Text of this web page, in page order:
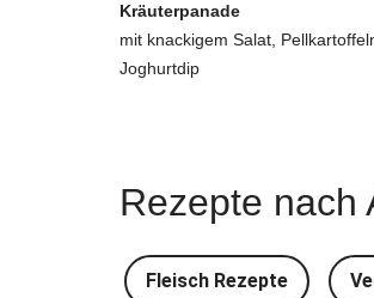
Kräuterpanade
mit knackigem Salat,
Joghurtdip
Rezepte nach
Fleisch Rezepte